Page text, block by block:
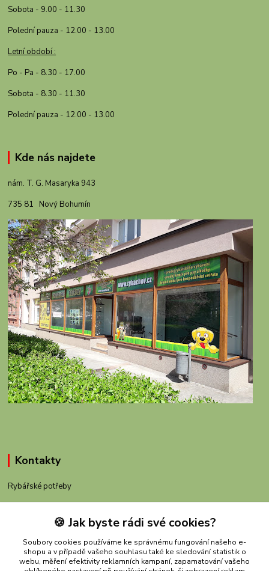
Sobota - 9.00 - 11.30
Polední pauza - 12.00 - 13.00
Letní období :
Po - Pa - 8.30 - 17.00
Sobota - 8.30 - 11.30
Polední pauza - 12.00 - 13.00
Kde nás najdete
nám. T. G. Masaryka 943
735 81 Nový Bohumín
Kontakty
Rybářské potřeby
+420 605 983 110
obchod@rybachov.cz
🍪 Jak byste rádi své cookies?
Soubory cookies používáme ke správnému fungování našeho e-
shopu a v případě vašeho souhlasu také ke sledování statistik o
webu, měření efektivity reklamních kampaní, zapamatování vašeho